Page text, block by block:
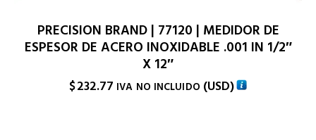
PRECISION BRAND | 77120 | MEDIDOR DE
ESPESOR DE ACERO INOXIDABLE .001 IN 1/2″
X 12″
$232.77 IVA NO INCLUIDO (USD)